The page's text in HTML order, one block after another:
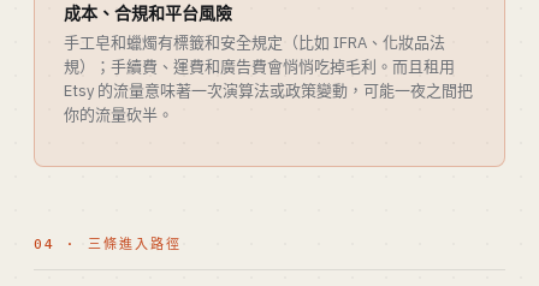
成本、合規和平台風險
手工皂和蠟燭有標籤和安全規定（比如 IFRA、化妝品法
規）；手續費、運費和廣告費會悄悄吃掉毛利。而且租用
Etsy 的流量意味著一次演算法或政策變動，可能一夜之間把
你的流量砍半。
04 · 三條進入路徑